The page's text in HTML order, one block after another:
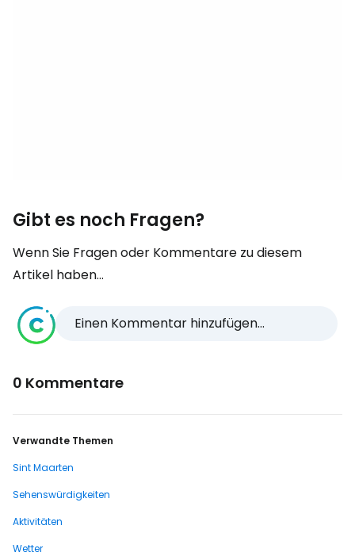
Gibt es noch Fragen?
Wenn Sie Fragen oder Kommentare zu diesem
Artikel haben...
Einen Kommentar hinzufügen...
0 Kommentare
Verwandte Themen
Sint Maarten
Sehenswürdigkeiten
Aktivitäten
Wetter